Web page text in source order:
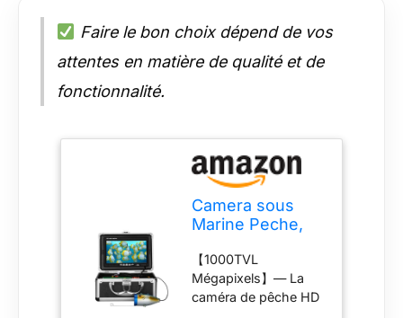
Faire le bon choix dépend de vos
attentes en matière de qualité et de
fonctionnalité.
Camera sous
Marine Peche,
Pouces Appareil
Photo Fish
Finder 1000TVL
【1000TVL
Mégapixels】— La
caméra de pêche HD